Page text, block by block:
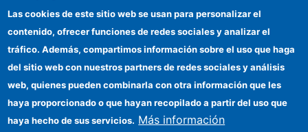
Identidad institucional
Información para proveedores
Ayudas FEDER
Organismos financiadores
Contacto
Las cookies de este sitio web se usan para personalizar el
contenido, ofrecer funciones de redes sociales y analizar el
tráfico. Además, compartimos información sobre el uso que haga
del sitio web con nuestros partners de redes sociales y análisis
web, quienes pueden combinarla con otra información que les
haya proporcionado o que hayan recopilado a partir del uso que
haya hecho de sus servicios. Más información